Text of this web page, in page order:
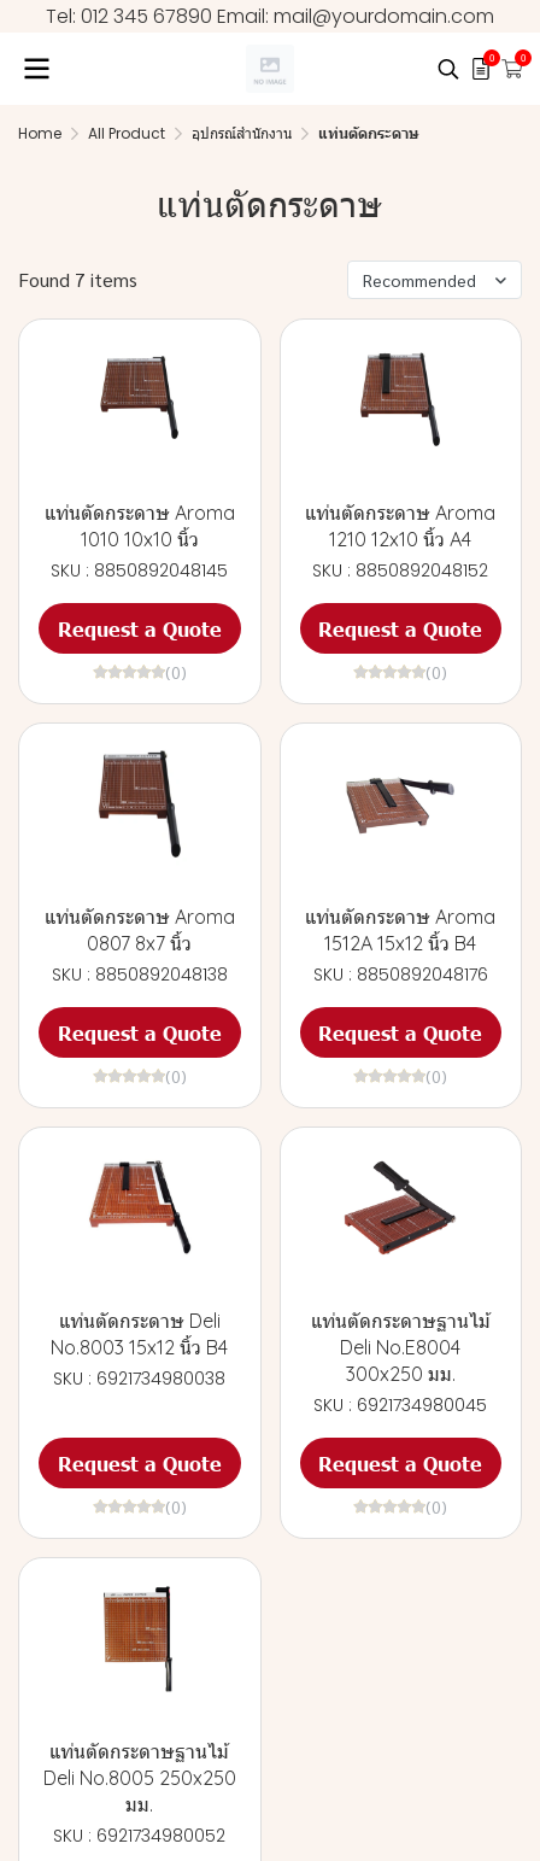
Tel: 012 345 67890 Email: mail@yourdomain.com
0 0
Home All Product อุปกรณ์สำนักงาน แท่นตัดกระดาษ
แท่นตัดกระดาษ
Found 7 items Recommended
แท่นตัดกระดาษ Aroma
1010 10x10 นิ้ว
SKU : 8850892048145
Request a Quote
(0)
แท่นตัดกระดาษ Aroma
1210 12x10 นิ้ว A4
SKU : 8850892048152
Request a Quote
(0)
แท่นตัดกระดาษ Aroma
0807 8x7 นิ้ว
SKU : 8850892048138
Request a Quote
(0)
แท่นตัดกระดาษ Aroma
1512A 15x12 นิ้ว B4
SKU : 8850892048176
Request a Quote
(0)
แท่นตัดกระดาษ Deli
No.8003 15x12 นิ้ว B4
SKU : 6921734980038
Request a Quote
(0)
แท่นตัดกระดาษฐานไม้
Deli No.E8004
300x250 มม.
SKU : 6921734980045
Request a Quote
(0)
แท่นตัดกระดาษฐานไม้
Deli No.8005 250x250
มม.
SKU : 6921734980052